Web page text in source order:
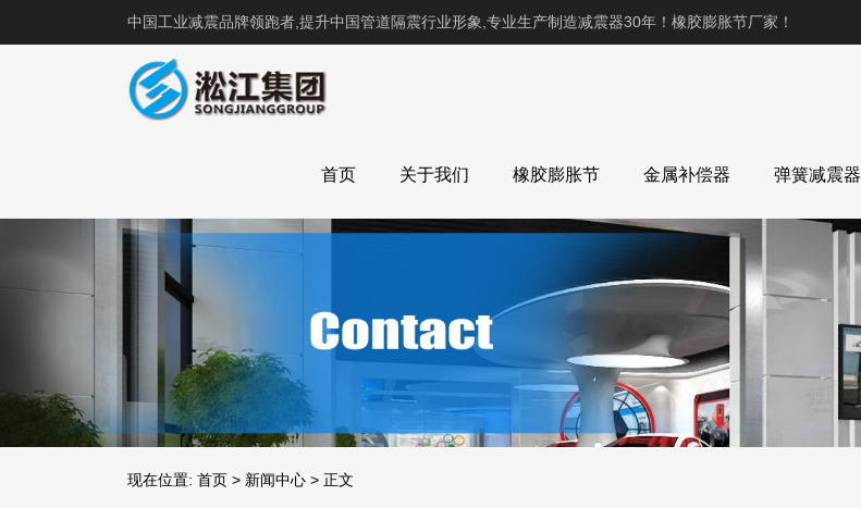
中国工业减震品牌领跑者,提升中国管道隔震行业形象,专业生产制造减震器30年！橡胶膨胀节厂家！
首页 关于我们 橡胶膨胀节 金属补偿器 弹簧减震器
现在位置: 首页 > 新闻中心 > 正文